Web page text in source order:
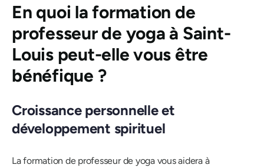
En quoi la formation de
professeur de yoga à Saint-
Louis peut-elle vous être
bénéfique ?
Croissance personnelle et
développement spirituel
La formation de professeur de yoga vous aidera à